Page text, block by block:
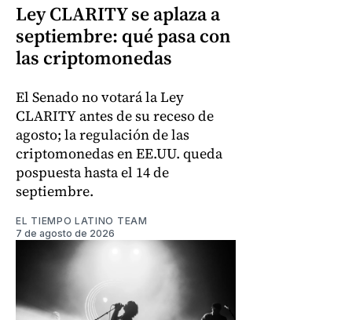
Ley CLARITY se aplaza a
septiembre: qué pasa con
las criptomonedas
El Senado no votará la Ley
CLARITY antes de su receso de
agosto; la regulación de las
criptomonedas en EE.UU. queda
pospuesta hasta el 14 de
septiembre.
EL TIEMPO LATINO TEAM
7 de agosto de 2026